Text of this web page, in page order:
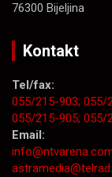
76300 Bijeljina
Kontakt
Tel/fax:
055/215-903; 055/
055/215-905; 055/
Email: